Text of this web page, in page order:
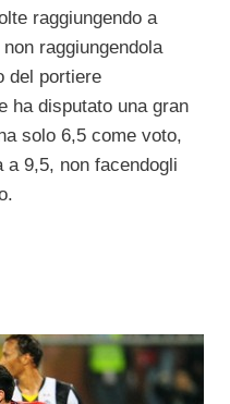
raggiungendo a
raggiungendola
del portiere
ha disputato una gran
solo 6,5 come voto,
9,5, non facendogli